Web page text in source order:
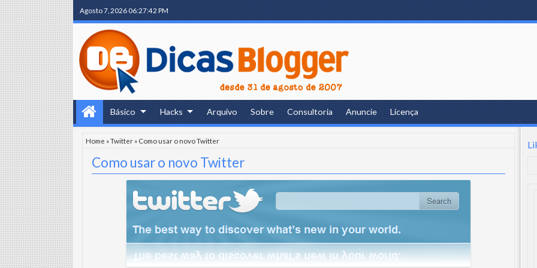
Agosto 7, 202606:27:43 PM
Básico Hacks Arquivo Sobre Consultoria Anuncie Licença
Home »Twitter » Como usar o novo Twitter
Como usar o novo Twitter